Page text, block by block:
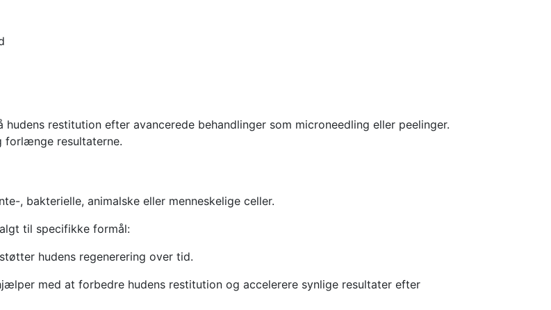
restitution efter avancerede behandlinger som microneedling eller peelinger.
forlænge resultaterne.
, bakterielle, animalske eller menneskelige celler.
til specifikke formål:
hudens regenerering over tid.
med at forbedre hudens restitution og accelerere synlige resultater efter